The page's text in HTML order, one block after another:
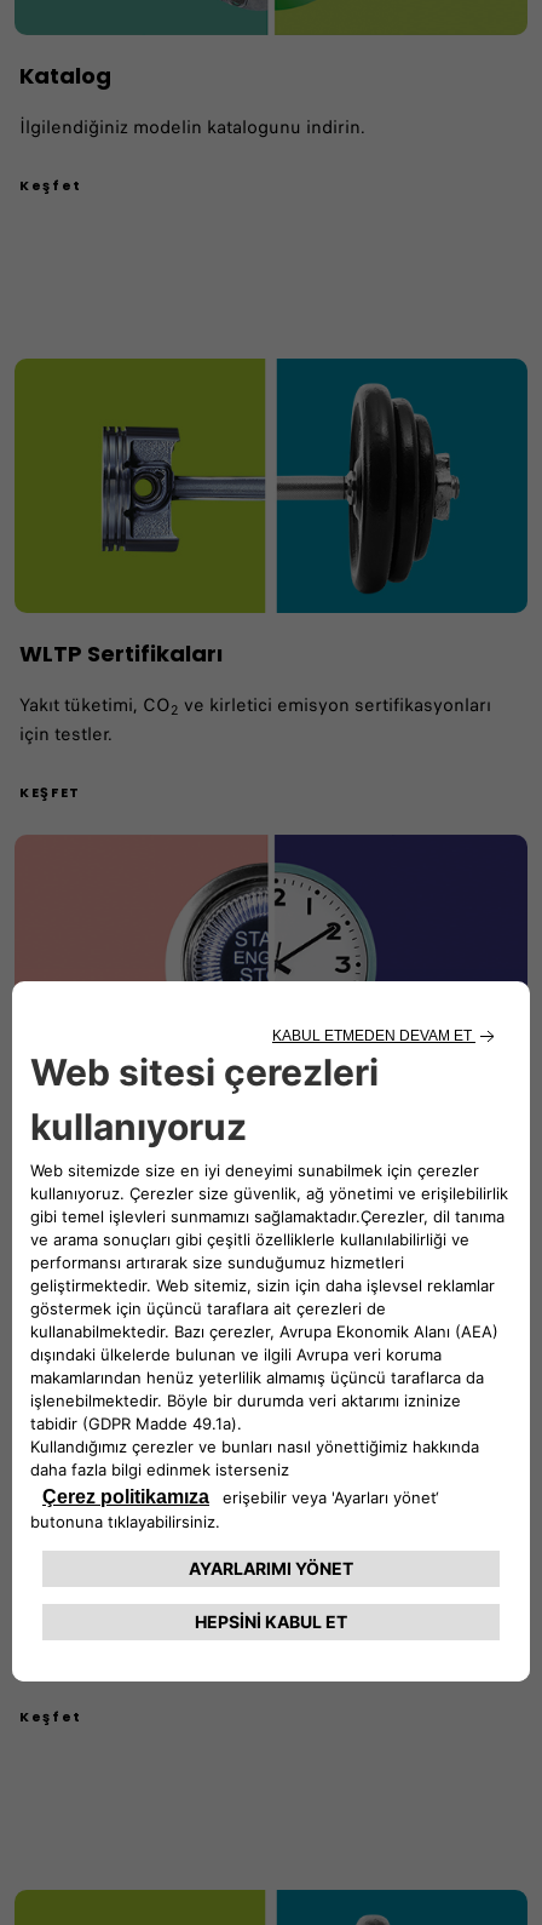
Katalog
İlgilendiğiniz modelin katalogunu indirin.
Keşfet
WLTP Sertifikaları
Yakıt tüketimi, CO2 ve kirletici emisyon sertifikasyonları
için testler.
KEŞFET
Sizi Arayalım
Kafanıza takılan herhangi bir sorun varsa formu doldurun,
sizi arayalım.
KEŞFET
Test Sürüşü
Keşfet